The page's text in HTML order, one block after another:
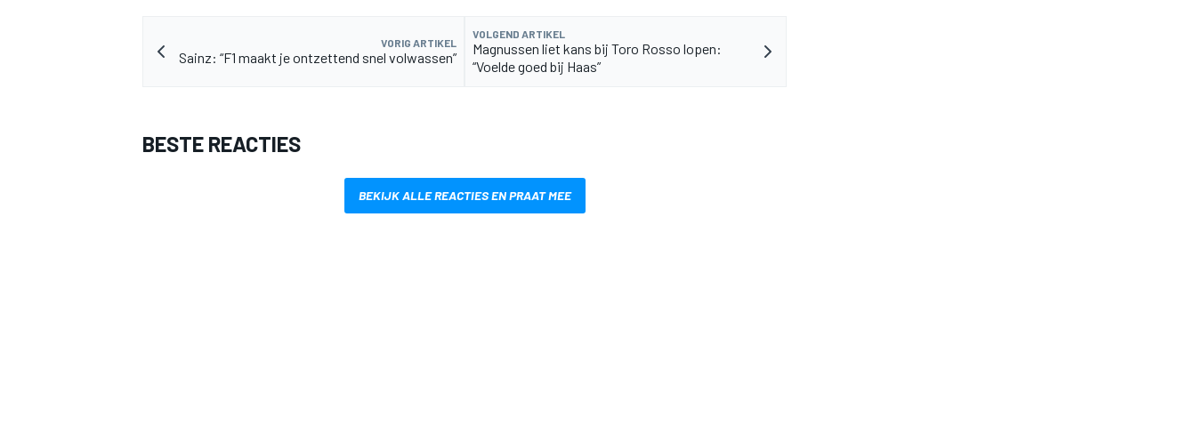
MEER RACEKLASSEN
VORIG ARTIKEL
Sainz: “F1 maakt je ontzettend snel volwassen”
VOLGEND ARTIKEL
Magnussen liet kans bij Toro Rosso lopen:
“Voelde goed bij Haas”
BESTE REACTIES
BEKIJK ALLE REACTIES EN PRAAT MEE